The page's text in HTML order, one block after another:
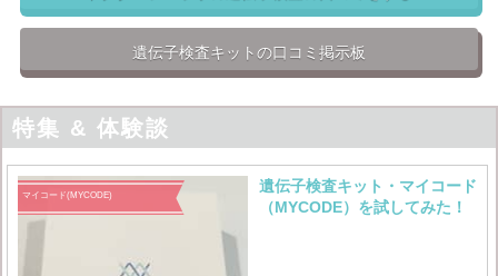
肥満遺伝子検査  肌老化遺伝子検査
遺伝子検査キットの口コミ掲示板
特集 & 体験談
マイコード(MYCODE)
遺伝子検査キット・マイコード
（MYCODE）を試してみた！